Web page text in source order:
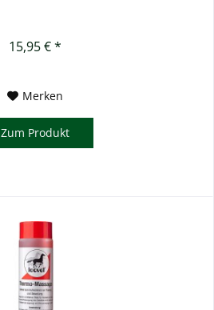
15,95 € *
Merken
Zum Produkt